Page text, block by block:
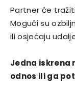
Partner će
Mogući su
ili osjećaju
Jedna iskrena
odnos ili ga